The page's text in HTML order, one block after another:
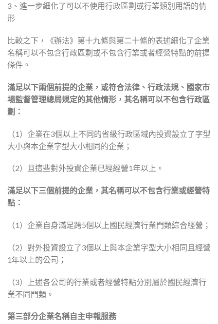
3、進一步細化了可以不使用行政區劃或行業類別用語的情
形
比較之下，《辦法》第十九條與第二十條的表述細化了企業
名稱可以不包含行政區劃或不包含行業或者經營特點的前提
條件。
滿足以下兩個前提的企業，或符合法律、行政法規、國家市
場監督管理總局規定的其他情形，其名稱可以不包含行政區
劃：
（1）企業在3個以上不同的省級行政區域內投資設立了字型
大小與本企業字型大小相同的企業；
（2）且這些對外投資企業已經經營1年以上。
滿足以下三個前提的企業，其名稱可以不包含行業或經營特
點：
（1）企業自身滿足跨5個以上國民經濟行業門類綜合經營；
（2）對外投資設立了3個以上與本企業字型大小相同且經營
1年以上的公司；
（3）上述各公司的行業或者經營特點分別屬於國民經濟行
業不同門類。
第三部分企業名稱自主申報服務